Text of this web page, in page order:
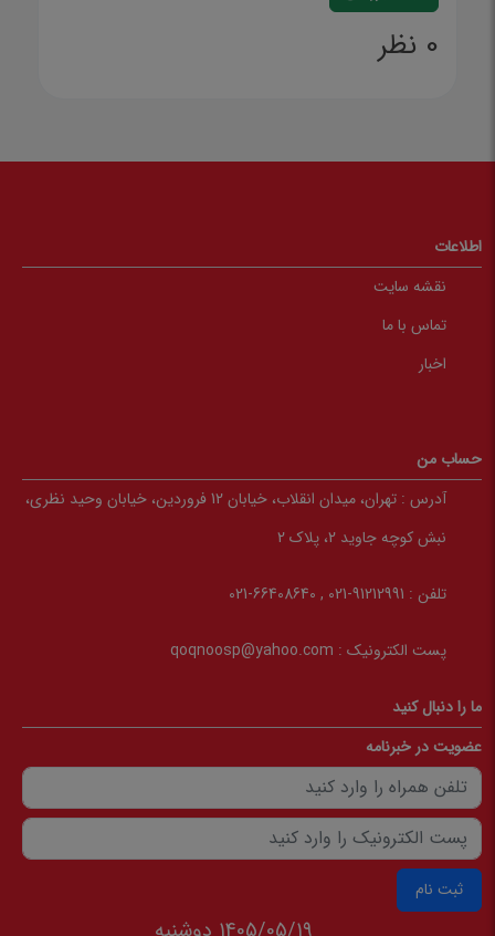
0 نظر
اطلاعات
نقشه سایت
تماس با ما
اخبار
حساب من
آدرس :
تهران، میدان انقلاب، خیابان 12 فروردین، خیابان وحید نظری،
نبش کوچه جاوید 2، پلاک 2
تلفن : 91212991-021 , 66408640-021
پست الکترونیک : qoqnoosp@yahoo.com
ما را دنبال کنید
عضویت در خبرنامه
ثبت نام